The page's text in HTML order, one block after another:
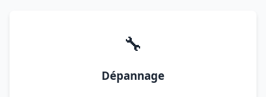
🔧
Dépannage